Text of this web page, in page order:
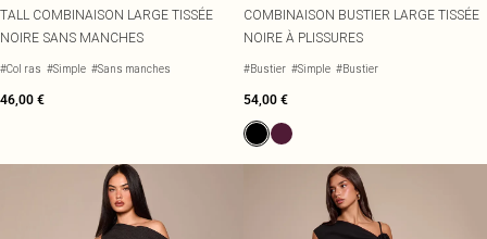
TALL COMBINAISON LARGE TISSÉE
NOIRE SANS MANCHES
#Col ras #Simple #Sans manches
46,00 €
COMBINAISON BUSTIER LARGE TISSÉE
NOIRE À PLISSURES
#Bustier #Simple #Bustier
54,00 €